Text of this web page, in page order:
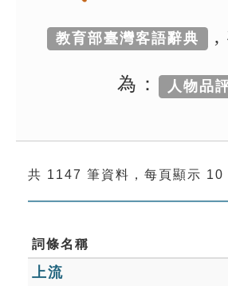
成語故事
索引選單
單字索引
生命大百科索引
教育部臺灣客語辭典 ,
為： 人物品
共 1147 筆資料，每頁顯示 10
詞條名稱
上流